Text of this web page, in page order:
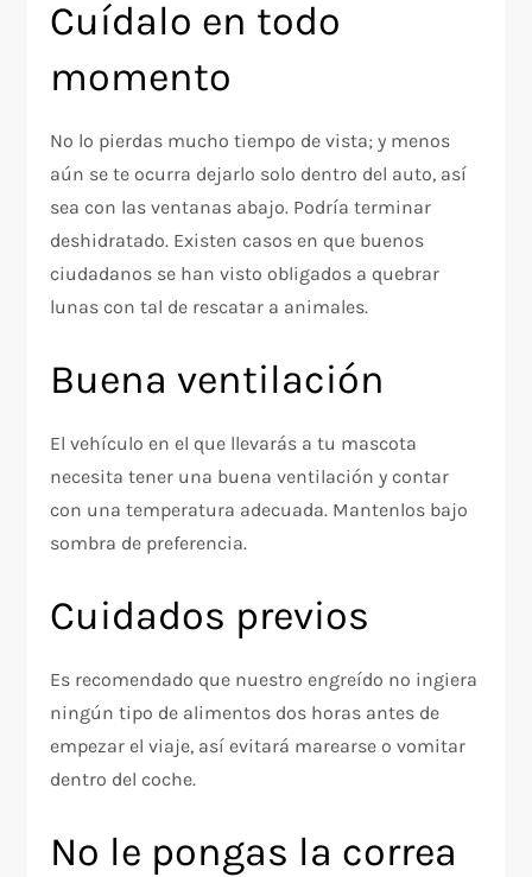
Cuídalo en todo
momento
No lo pierdas mucho tiempo de vista; y menos
aún se te ocurra dejarlo solo dentro del auto, así
sea con las ventanas abajo. Podría terminar
deshidratado. Existen casos en que buenos
ciudadanos se han visto obligados a quebrar
lunas con tal de rescatar a animales.
Buena ventilación
El vehículo en el que llevarás a tu mascota
necesita tener una buena ventilación y contar
con una temperatura adecuada. Mantenlos bajo
sombra de preferencia.
Cuidados previos
Es recomendado que nuestro engreído no ingiera
ningún tipo de alimentos dos horas antes de
empezar el viaje, así evitará marearse o vomitar
dentro del coche.
No le pongas la correa